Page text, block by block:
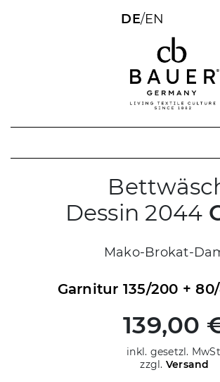
DE/EN
Dessin 2044
Mako-Brokat-
Garnitur 135/200 +
139,00
inkl. gesetzl.
zzgl. Versand